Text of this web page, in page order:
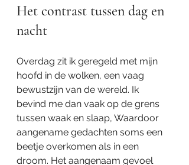
Het contrast tussen dag en
nacht
Overdag zit ik geregeld met mijn
hoofd in de wolken, een vaag
bewustzijn van de wereld. Ik
bevind me dan vaak op de grens
tussen waak en slaap, Waardoor
aangename gedachten soms een
beetje overkomen als in een
droom. Het aangenaam gevoel